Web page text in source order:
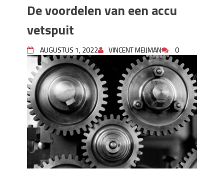
Je huis koelen: alles behalve duur
Hoe draagt je inrichting bij aan je
merkimago?
Houtpellets als duurzame
verwarmingsoptie
Wanneer moet je een specialist
inschakelen bij rioolproblemen?
Slimme oplossingen voor lekkages en
verstoppingen
Betonplex: Het Veelzijdige
Plaatmateriaal voor Moderne Projecten
Woonstijlen die perfect passen bij
duurzaam bouwen
Oma weet raadt bij cementsluier:
De voordelen van een accu
vetspuit
AUGUSTUS 1, 2022 VINCENT MEIJMAN 0